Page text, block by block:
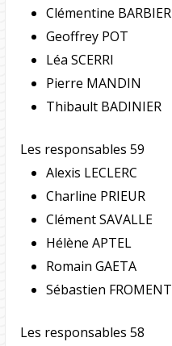
Clémentine BARBIER
Geoffrey POT
Léa SCERRI
Pierre MANDIN
Thibault BADINIER
Les responsables 59
Alexis LECLERC
Charline PRIEUR
Clément SAVALLE
Hélène APTEL
Romain GAETA
Sébastien FROMENT
Les responsables 58